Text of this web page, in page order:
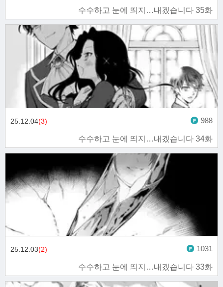
수수하고 눈에 띄지…내겠습니다 35화
수수하고 눈에 띄지…내겠습니다 34화
25.12.04(3) 988
수수하고 눈에 띄지…내겠습니다 33화
25.12.03(2) 1031